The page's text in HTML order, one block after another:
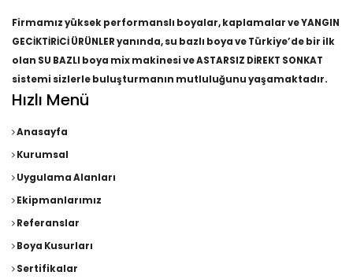
Firmamız yüksek performanslı boyalar, kaplamalar ve YANGIN
GECİKTİRİCİ ÜRÜNLER yanında, su bazlı boya ve Türkiye’de bir ilk
olan SU BAZLI boya mix makinesi ve ASTARSIZ DİREKT SONKAT
sistemi sizlerle buluşturmanın mutluluğunu yaşamaktadır.
Hızlı Menü
Anasayfa
Kurumsal
Uygulama Alanları
Ekipmanlarımız
Referanslar
Boya Kusurları
Sertifikalar